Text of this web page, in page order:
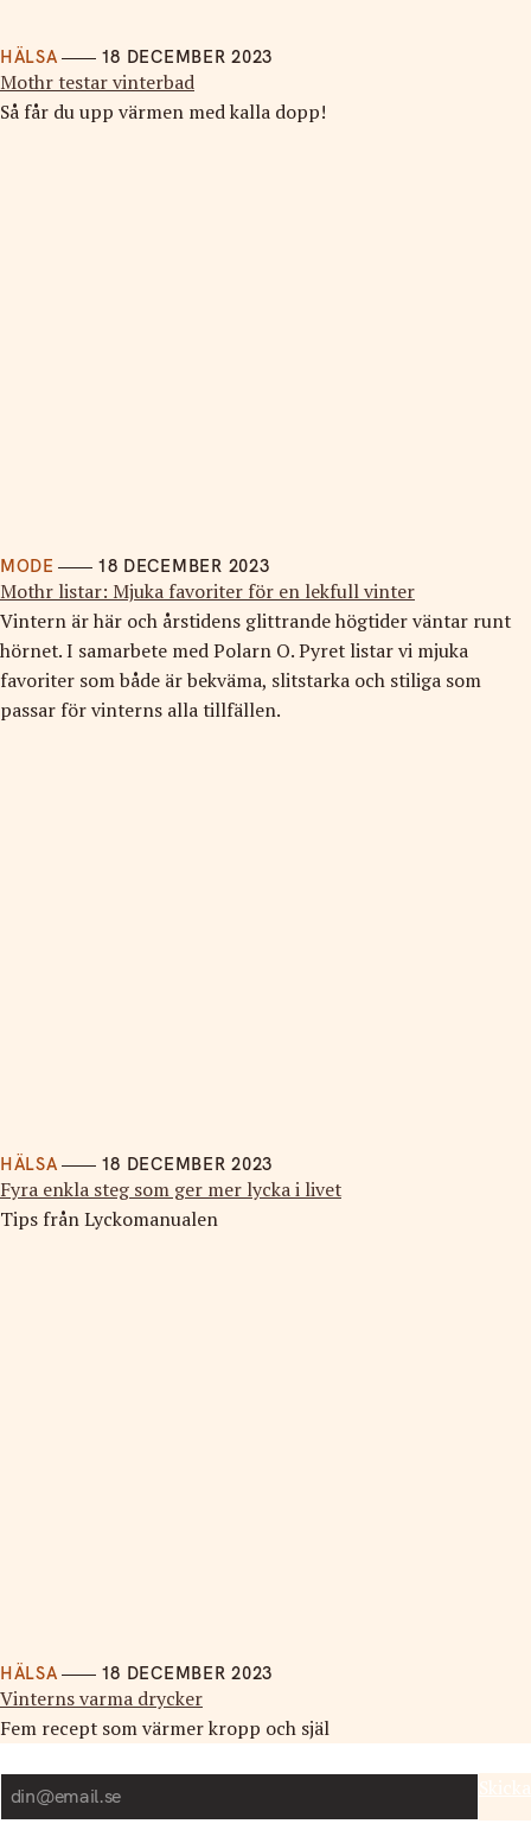
HÄLSA 18 DECEMBER 2023
Mothr testar vinterbad
Så får du upp värmen med kalla dopp!
MODE 18 DECEMBER 2023
Mothr listar: Mjuka favoriter för en lekfull vinter
Vintern är här och årstidens glittrande högtider väntar runt
hörnet. I samarbete med Polarn O. Pyret listar vi mjuka
favoriter som både är bekväma, slitstarka och stiliga som
passar för vinterns alla tillfällen.
HÄLSA 18 DECEMBER 2023
Fyra enkla steg som ger mer lycka i livet
Tips från Lyckomanualen
HÄLSA 18 DECEMBER 2023
Vinterns varma drycker
Fem recept som värmer kropp och själ